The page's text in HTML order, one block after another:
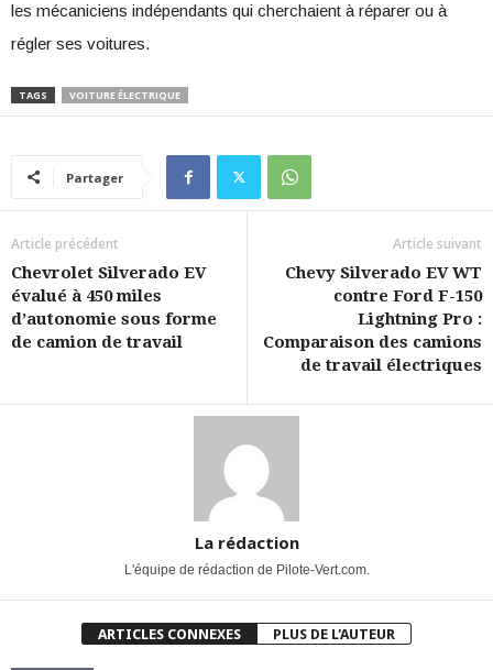
les mécaniciens indépendants qui cherchaient à réparer ou à
régler ses voitures.
TAGS VOITURE ÉLECTRIQUE
Partager
Article précédent
Chevrolet Silverado EV
évalué à 450 miles
d’autonomie sous forme
de camion de travail
Article suivant
Chevy Silverado EV WT
contre Ford F-150
Lightning Pro :
Comparaison des camions
de travail électriques
La rédaction
L'équipe de rédaction de Pilote-Vert.com.
ARTICLES CONNEXES PLUS DE L'AUTEUR